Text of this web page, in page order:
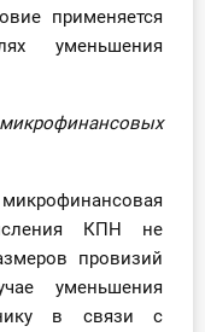
применяется
уменьшения
КПН не
провизий
уменьшения
в связи с